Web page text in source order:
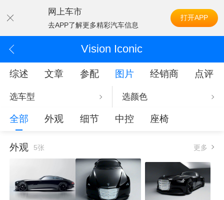
网上车市
去APP了解更多精彩汽车信息
打开APP
Vision Iconic
综述 文章 参配 图片 经销商 点评
选车型 选颜色
全部 外观 细节 中控 座椅
外观 5张 更多